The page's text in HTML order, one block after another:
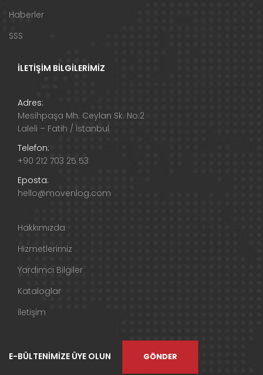
Haberler
SSS
İLETİŞİM BİLGİLERİMİZ
Adres:
Mesihpaşa Mh. Ceylan Sk. No:2
Laleli – Fatih / İstanbul
Telefon:
+90 212 703 25 53
Eposta:
hello@movenlog.com
Hakkımızda
Hizmetlerimiz
Yardımcı Bilgiler
Kataloglar
İletişim
E-BÜLTENİMİZE ÜYE OLUN